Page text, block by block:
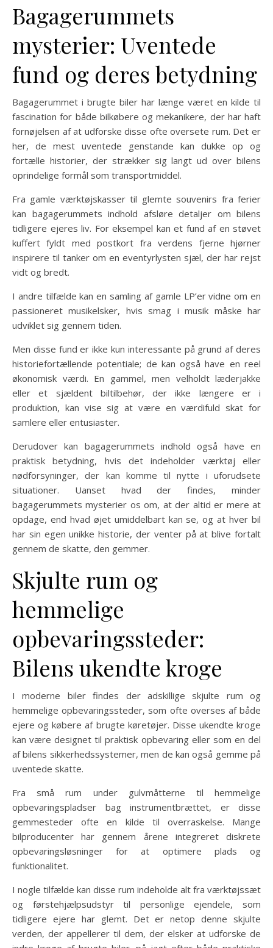
Bagagerummets
mysterier: Uventede
fund og deres betydning
Bagagerummet i brugte biler har længe været en kilde til
fascination for både bilkøbere og mekanikere, der har haft
fornøjelsen af at udforske disse ofte oversete rum. Det er
her, de mest uventede genstande kan dukke op og
fortælle historier, der strækker sig langt ud over bilens
oprindelige formål som transportmiddel.
Fra gamle værktøjskasser til glemte souvenirs fra ferier
kan bagagerummets indhold afsløre detaljer om bilens
tidligere ejeres liv. For eksempel kan et fund af en støvet
kuffert fyldt med postkort fra verdens fjerne hjørner
inspirere til tanker om en eventyrlysten sjæl, der har rejst
vidt og bredt.
I andre tilfælde kan en samling af gamle LP’er vidne om en
passioneret musikelsker, hvis smag i musik måske har
udviklet sig gennem tiden.
Men disse fund er ikke kun interessante på grund af deres
historiefortællende potentiale; de kan også have en reel
økonomisk værdi. En gammel, men velholdt læderjakke
eller et sjældent biltilbehør, der ikke længere er i
produktion, kan vise sig at være en værdifuld skat for
samlere eller entusiaster.
Derudover kan bagagerummets indhold også have en
praktisk betydning, hvis det indeholder værktøj eller
nødforsyninger, der kan komme til nytte i uforudsete
situationer. Uanset hvad der findes, minder
bagagerummets mysterier os om, at der altid er mere at
opdage, end hvad øjet umiddelbart kan se, og at hver bil
har sin egen unikke historie, der venter på at blive fortalt
gennem de skatte, den gemmer.
Skjulte rum og
hemmelige
opbevaringssteder:
Bilens ukendte kroge
I moderne biler findes der adskillige skjulte rum og
hemmelige opbevaringssteder, som ofte overses af både
ejere og købere af brugte køretøjer. Disse ukendte kroge
kan være designet til praktisk opbevaring eller som en del
af bilens sikkerhedssystemer, men de kan også gemme på
uventede skatte.
Fra små rum under gulvmåtterne til hemmelige
opbevaringspladser bag instrumentbrættet, er disse
gemmesteder ofte en kilde til overraskelse. Mange
bilproducenter har gennem årene integreret diskrete
opbevaringsløsninger for at optimere plads og
funktionalitet.
I nogle tilfælde kan disse rum indeholde alt fra værktøjssæt
og førstehjælpsudstyr til personlige ejendele, som
tidligere ejere har glemt. Det er netop denne skjulte
verden, der appellerer til dem, der elsker at udforske de